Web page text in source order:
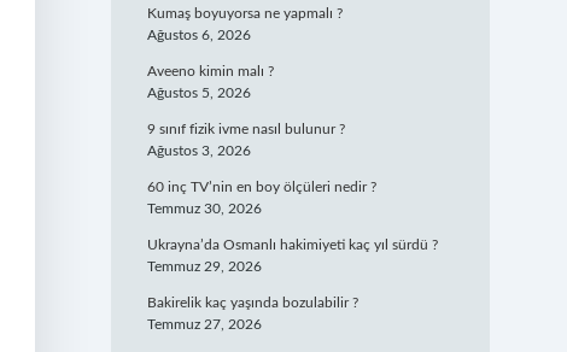
Kumaş boyuyorsa ne yapmalı ?
Ağustos 6, 2026
Aveeno kimin malı ?
Ağustos 5, 2026
9 sınıf fizik ivme nasıl bulunur ?
Ağustos 3, 2026
60 inç TV’nin en boy ölçüleri nedir ?
Temmuz 30, 2026
Ukrayna’da Osmanlı hakimiyeti kaç yıl sürdü ?
Temmuz 29, 2026
Bakirelik kaç yaşında bozulabilir ?
Temmuz 27, 2026